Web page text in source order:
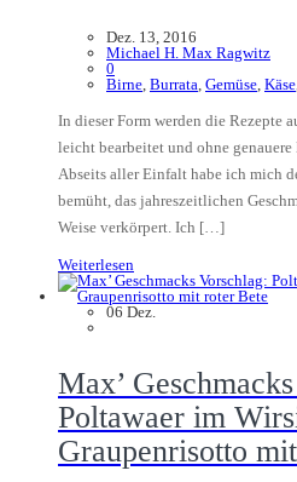
Dez. 13, 2016
Michael H. Max Ragwitz
0
Birne Burrata Gemüse Käse
In dieser Form werden die Rezepte
leicht bearbeitet und ohne
Abseits aller Einfalt habe ich mich
bemüht, das jahreszeitlichen
Weise verkörpert. Ich […]
Weiterlesen
06 Dez.
Max’
Poltawaer im
Graupenrisotto